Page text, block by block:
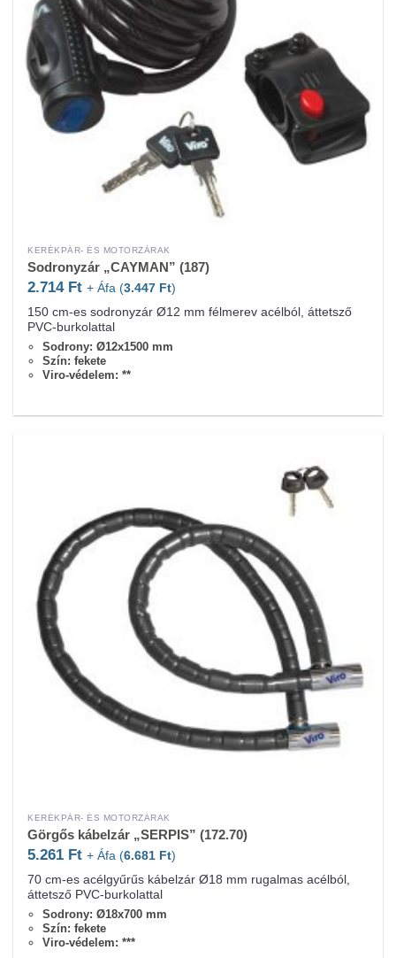
KERÉKPÁR- ÉS MOTORZÁRAK
Sodronyzár „CAYMAN” (187)
2.714 Ft + Áfa (3.447 Ft)
150 cm-es sodronyzár Ø12 mm félmerev acélból, áttetsző
PVC-burkolattal
Sodrony: Ø12x1500 mm
Szín: fekete
Viro-védelem: **
KERÉKPÁR- ÉS MOTORZÁRAK
Görgős kábelzár „SERPIS” (172.70)
5.261 Ft + Áfa (6.681 Ft)
70 cm-es acélgyűrűs kábelzár Ø18 mm rugalmas acélból,
áttetsző PVC-burkolattal
Sodrony: Ø18x700 mm
Szín: fekete
Viro-védelem: ***